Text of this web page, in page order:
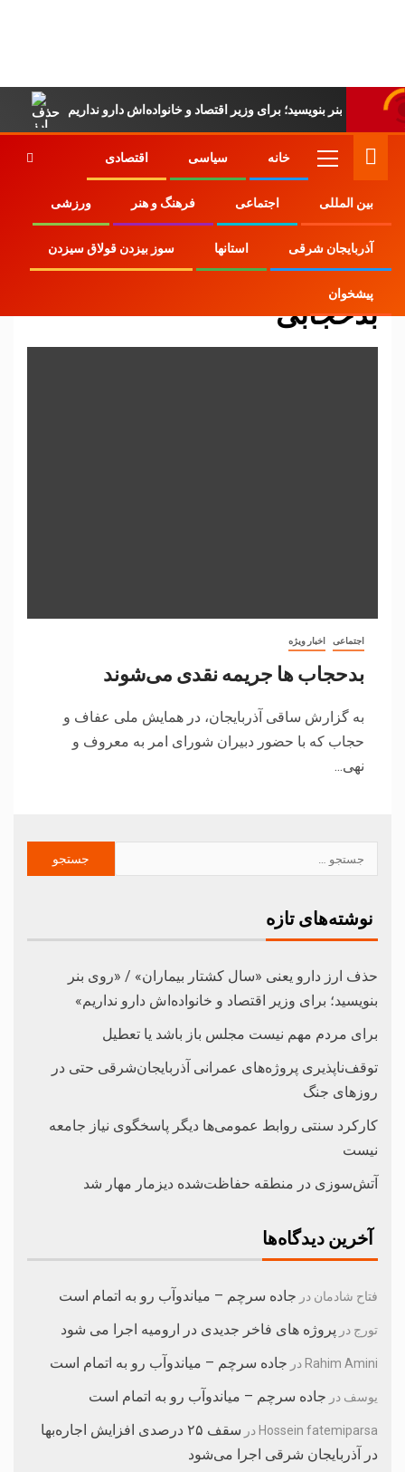
خانه سیاسی اقتصادی
بین المللی اجتماعی فرهنگ و هنر ورزشی
آذربایجان شرقی استانها سوز بیزدن قولاق سیزدن
پیشخوان
Home وبلاگ بدحجابی
بدحجابی
اجتماعی اخبار ویژه
بدحجاب ها جریمه نقدی می‌شوند
به گزارش ساقی آذربایجان، در همایش ملی عفاف و
حجاب که با حضور دبیران شورای امر به معروف و
نهی...
نوشته‌های تازه
حذف ارز دارو یعنی «سال کشتار بیماران» / «روی بنر
بنویسید؛ برای وزیر اقتصاد و خانواده‌اش دارو نداریم»
برای مردم مهم نیست مجلس باز باشد یا تعطیل
توقف‌ناپذیری پروژه‌های عمرانی آذربایجان‌شرقی حتی در
روزهای جنگ
کارکرد سنتی روابط عمومی‌ها دیگر پاسخگوی نیاز جامعه
نیست
آتش‌سوزی در منطقه حفاظت‌شده دیزمار مهار شد
آخرین دیدگاه‌ها
فتاح شادمان در جاده سرچم – میاندوآب رو به اتمام است
تورج در پروژه های فاخر جدیدی در ارومیه اجرا می شود
Rahim Amini در جاده سرچم – میاندوآب رو به اتمام است
یوسف در جاده سرچم – میاندوآب رو به اتمام است
Hossein fatemiparsa در
سقف ۲۵ درصدی افزایش اجاره‌بها
در آذربایجان شرقی اجرا می‌شود